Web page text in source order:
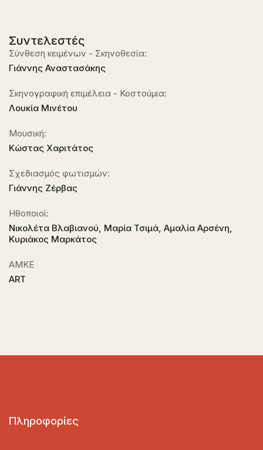
Συντελεστές
Σύνθεση κειμένων - Σκηνοθεσία:
Γιάννης Αναστασάκης
Σκηνογραφική επιμέλεια - Κοστούμια:
Λουκία Μινέτου
Μουσική:
Κώστας Χαριτάτος
Σχεδιασμός φωτισμών:
Γιάννης Ζέρβας
Ηθοποιοί:
Νικολέτα Βλαβιανού, Μαρία Τσιμά, Αμαλία Αρσένη,
Κυριάκος Μαρκάτος
ΑΜΚΕ
ART
Πληροφορίες